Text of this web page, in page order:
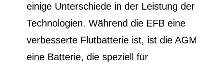
einige Unterschiede in der Leistung der
Technologien. Während die EFB eine
verbesserte Flutbatterie ist, ist die AGM
eine Batterie, die speziell für